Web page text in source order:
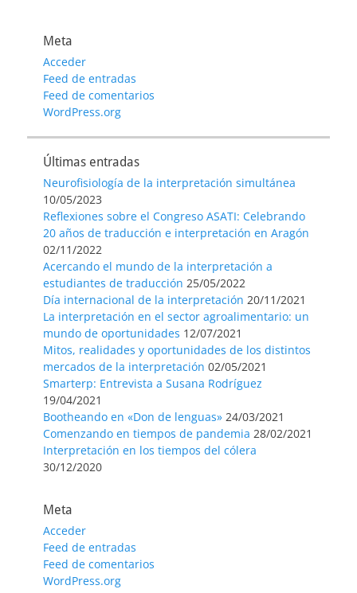
Meta
Acceder
Feed de entradas
Feed de comentarios
WordPress.org
Últimas entradas
Neurofisiología de la interpretación simultánea
10/05/2023
Reflexiones sobre el Congreso ASATI: Celebrando
20 años de traducción e interpretación en Aragón
02/11/2022
Acercando el mundo de la interpretación a
estudiantes de traducción 25/05/2022
Día internacional de la interpretación 20/11/2021
La interpretación en el sector agroalimentario: un
mundo de oportunidades 12/07/2021
Mitos, realidades y oportunidades de los distintos
mercados de la interpretación 02/05/2021
Smarterp: Entrevista a Susana Rodríguez
19/04/2021
Bootheando en «Don de lenguas» 24/03/2021
Comenzando en tiempos de pandemia 28/02/2021
Interpretación en los tiempos del cólera
30/12/2020
Meta
Acceder
Feed de entradas
Feed de comentarios
WordPress.org